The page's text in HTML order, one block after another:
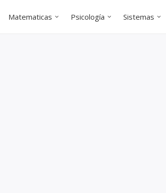
Matematicas Psicología Sistemas